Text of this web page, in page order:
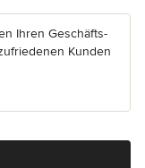
Ihren Geschäfts-
Kunden